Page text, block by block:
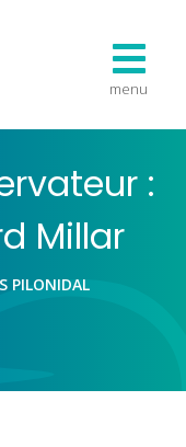
menu
:
Millar
PILONIDAL